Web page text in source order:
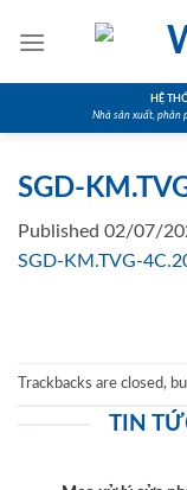
HỆ
Nhà sản xuất, phân
SGD-
Published 02/07/
SGD-KM.TVG-
Trackbacks are closed,
TIN